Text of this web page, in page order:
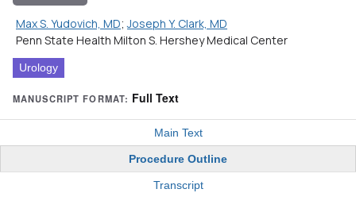
Max S. Yudovich, MD;Joseph Y. Clark, MD
Penn State Health Milton S. Hershey Medical Center
Urology
MANUSCRIPT FORMAT: Full Text
Main Text
Procedure Outline
Transcript